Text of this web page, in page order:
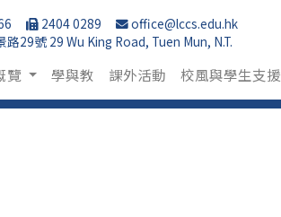
2404 0289
office@lccs.edu.hk
路29號 29 Wu King Road, Tuen Mun, N.T.
覽 學與教 課外活動 校風與學生支援